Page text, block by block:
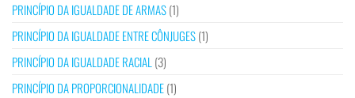
PRINCÍPIO DA IGUALDADE DE ARMAS(1)
PRINCÍPIO DA IGUALDADE ENTRE CÔNJUGES(1)
PRINCÍPIO DA IGUALDADE RACIAL (3)
PRINCÍPIO DA PROPORCIONALIDADE(1)